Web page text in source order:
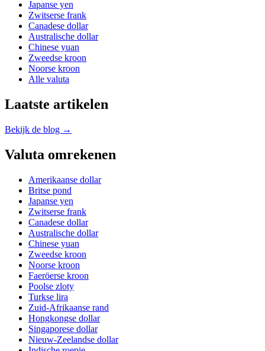
Japanse yen
Zwitserse frank
Canadese dollar
Australische dollar
Chinese yuan
Zweedse kroon
Noorse kroon
Alle valuta
Laatste artikelen
Bekijk de blog →
Valuta omrekenen
Amerikaanse dollar
Britse pond
Japanse yen
Zwitserse frank
Canadese dollar
Australische dollar
Chinese yuan
Zweedse kroon
Noorse kroon
Faeröerse kroon
Poolse zloty
Turkse lira
Zuid-Afrikaanse rand
Hongkongse dollar
Singaporese dollar
Nieuw-Zeelandse dollar